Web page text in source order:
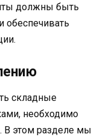
должны быть
обеспечивать
складные
необходимо
В этом разделе мы